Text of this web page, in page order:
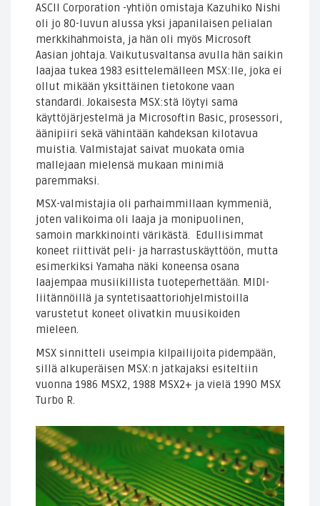
ASCII Corporation -yhtiön omistaja Kazuhiko Nishi
oli jo 80-luvun alussa yksi japanilaisen pelialan
merkkihahmoista, ja hän oli myös Microsoft
Aasian johtaja. Vaikutusvaltansa avulla hän saikin
laajaa tukea 1983 esittelemälleen MSX:lle, joka ei
ollut mikään yksittäinen tietokone vaan
standardi. Jokaisesta MSX:stä löytyi sama
käyttöjärjestelmä ja Microsoftin Basic, prosessori,
äänipiiri sekä vähintään kahdeksan kilotavua
muistia. Valmistajat saivat muokata omia
mallejaan mielensä mukaan minimiä
paremmaksi.
MSX-valmistajia oli parhaimmillaan kymmeniä,
joten valikoima oli laaja ja monipuolinen,
samoin markkinointi värikästä. Edullisimmat
koneet riittivät peli- ja harrastuskäyttöön, mutta
esimerkiksi Yamaha näki koneensa osana
laajempaa musiikillista tuoteperhettään. MIDI-
liitännöillä ja syntetisaattoriohjelmistoilla
varustetut koneet olivatkin muusikoiden
mieleen.
MSX sinnitteli useimpia kilpailijoita pidempään,
sillä alkuperäisen MSX:n jatkajaksi esiteltiin
vuonna 1986 MSX2, 1988 MSX2+ ja vielä 1990 MSX
Turbo R.